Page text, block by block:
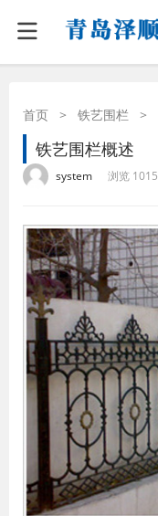
首页 > 铁艺围栏 >
铁艺围栏概述
system 浏览 1015